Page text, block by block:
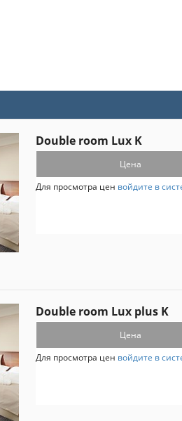
Double room Lux K
Цена
Для просмотра цен войдите в
Double room Lux plus K
Цена
Для просмотра цен войдите в